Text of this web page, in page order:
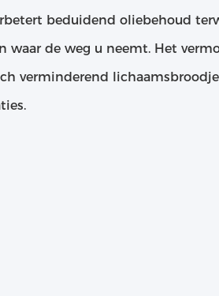
beduidend oliebehoud
waar de weg u neemt. Het
verminderend